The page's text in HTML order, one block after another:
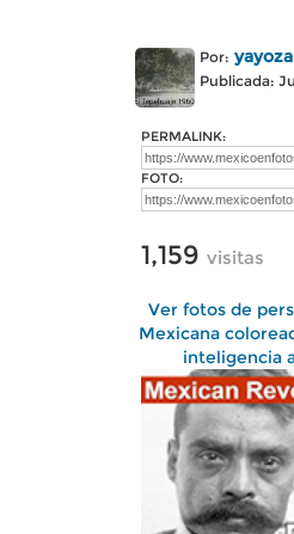
Por:
Publicada:
PERMALINK:
FOTO:
1,159 visitas
Ver fotos de
Mexicana
inteligencia